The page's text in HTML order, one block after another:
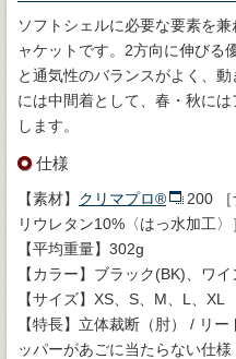
ソフトシェルに必要な要素を
ャケットです。2方向に伸びる
と通気性のバランスがよく、
には中間着として、春・秋に
します。
仕様
【素材】 クリマプロ®
200
リウレタン10%〈はっ水加工〉
【平均重量】302g
【カラー】ブラック(BK)、ワ
【サイズ】XS、S、M、L、XL
【特長】立体裁断（肘） / リ
ッパーがあごに当たらない仕様